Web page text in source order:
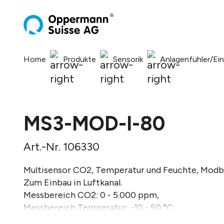
Home Produkte Sensorik Anlagenfühler/
MS3-MOD-I-80
Art.-Nr. 106330
Multisensor CO2, Temperatur und Feuchte,
Zum Einbau in Luftkanal.
Messbereich CO2: 0 - 5.000 ppm,
Messbereich Temperatur: -10 - 50 °C,